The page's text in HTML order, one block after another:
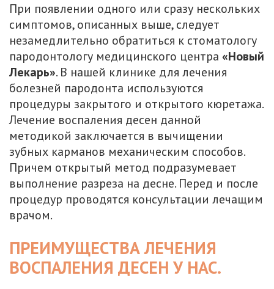
При появлении одного или сразу нескольких
симптомов, описанных выше, следует
незамедлительно обратиться к стоматологу
пародонтологу медицинского центра «Новый
Лекарь». В нашей клинике для лечения
болезней пародонта используются
процедуры закрытого и открытого кюретажа.
Лечение воспаления десен данной
методикой заключается в вычищении
зубных карманов механическим способов.
Причем открытый метод подразумевает
выполнение разреза на десне. Перед и после
процедур проводятся консультации лечащим
врачом.
ПРЕИМУЩЕСТВА ЛЕЧЕНИЯ
ВОСПАЛЕНИЯ ДЕСЕН У НАС.